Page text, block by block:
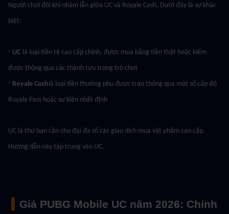
Người chơi đôi khi nhầm lẫn giữa UC và Royale Cash. Dưới đây là sự khác
biệt:
· UC là loại tiền tệ cao cấp chính, được mua bằng tiền thật hoặc kiếm
được thông qua các thành tựu trong trò chơi
· Royale Cashlà loại tiền thưởng phụ được trao thông qua một số cấp độ
Royale Pass hoặc sự kiện nhất định
UC là thứ bạn cần cho đại đa số các giao dịch mua vật phẩm cao cấp.
Hướng dẫn này tập trung vào UC.
Giá PUBG Mobile UC năm 2026: Chính